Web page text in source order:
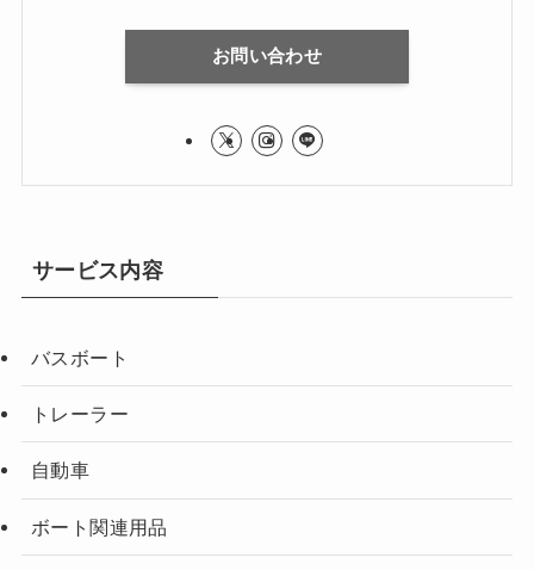
お問い合わせ
サービス内容
バスボート
トレーラー
自動車
ボート関連用品